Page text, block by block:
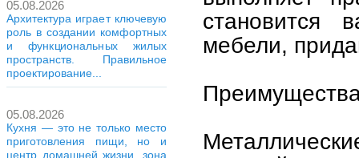
05.08.2026
Архитектура играет ключевую
роль в создании комфортных
и функциональных жилых
пространств. Правильное
проектирование...
05.08.2026
Кухня — это не только место
приготовления пищи, но и
центр домашней жизни, зона
становится
мебели,